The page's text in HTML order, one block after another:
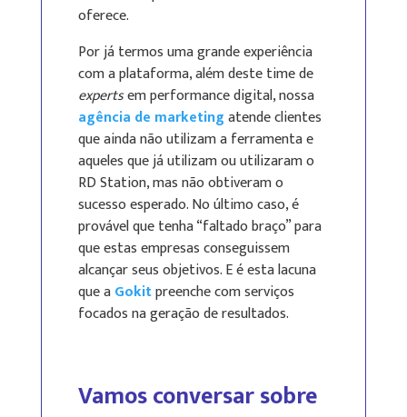
oferece.
Por já termos uma grande experiência
com a plataforma, além deste time de
expertsem performance digital, nossa
agência de marketingatende clientes
que ainda não utilizam a ferramenta e
aqueles que já utilizam ou utilizaram o
RD Station, mas não obtiveram o
sucesso esperado. No último caso, é
provável que tenha “faltado braço” para
que estas empresas conseguissem
alcançar seus objetivos. E é esta lacuna
que aGokitpreenche com serviços
focados na geração de resultados.
Vamos conversar sobre